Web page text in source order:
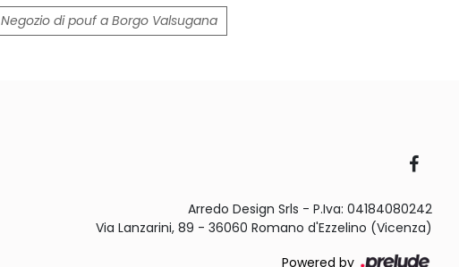
Negozio di pouf a Borgo Valsugana
Arredo Design Srls - P.Iva: 04184080242
Via Lanzarini, 89 - 36060 Romano d'Ezzelino (Vicenza)
Powered by